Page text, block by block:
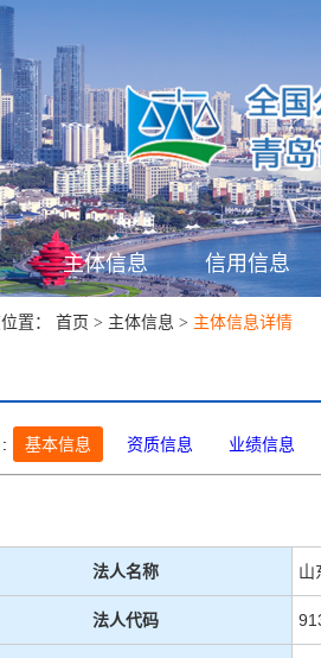
主体信息 信用信息
置： 首页 > 主体信息 > 主体信息详情
基本信息 资质信息 业绩信息
法人名称 山
法人代码